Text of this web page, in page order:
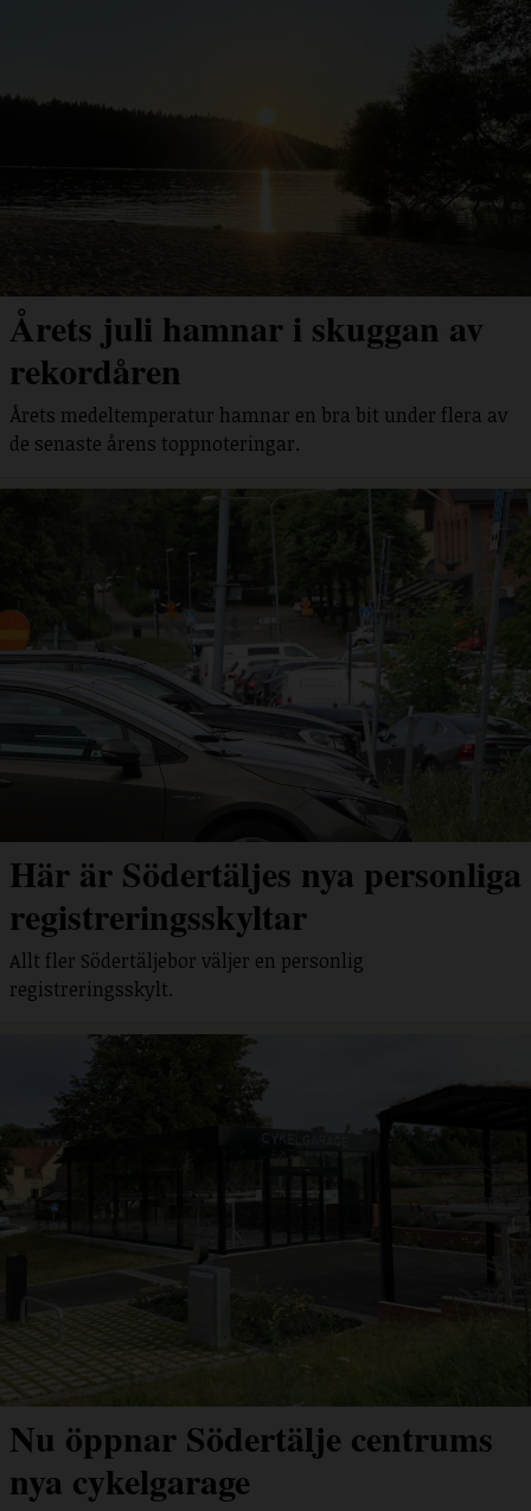
Årets juli hamnar i skuggan av
rekordåren
Årets medeltemperatur hamnar en bra bit under flera av
de senaste årens toppnoteringar.
Här är Södertäljes nya personliga
registreringsskyltar
Allt fler Södertäljebor väljer en personlig
registreringsskylt.
Nu öppnar Södertälje centrums
nya cykelgarage